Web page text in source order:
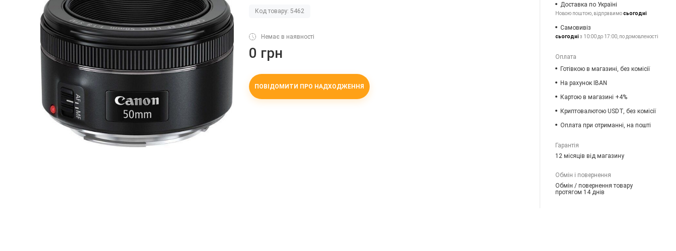
Код товару: 5462
Немає в наявності
0 грн
ПОВІДОМИТИ ПРО НАДХОДЖЕННЯ
Доставка по Україні
Новою поштою, відправимосьогодні
Самовивіз
сьогодніз 10:00 до 17:00, по домовленості
Оплата
Готівкою в магазині, без комісії
На рахунок IBAN
Картою в магазині +4%
Криптовалютою USDT, без комісії
Оплата при отриманні, на пошті
Гарантія
12 місяців від магазину
Обмін і повернення
Обмін / повернення товару
протягом 14 днів